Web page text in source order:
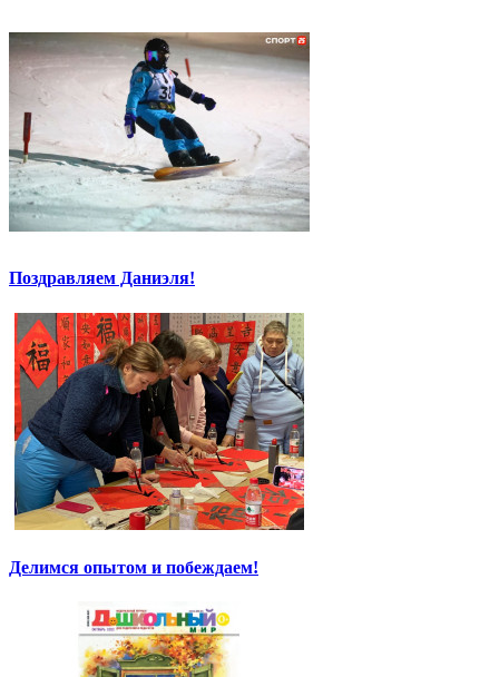
Поздравляем Даниэля!
Делимся опытом и побеждаем!